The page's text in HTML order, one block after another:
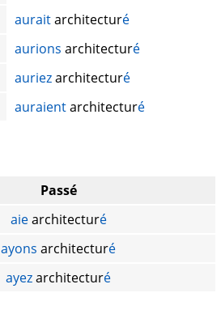
auraitarchitecturé
aurions architecturé
auriezarchitecturé
auraientarchitecturé
Passé
aiearchitecturé
ayons architecturé
ayezarchitecturé